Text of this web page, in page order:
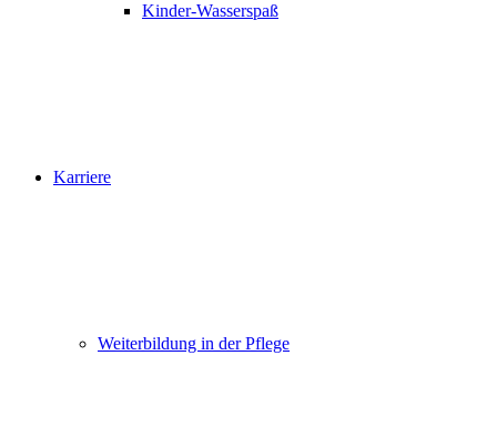
Kinder-Wasserspaß
Karriere
Weiterbildung in der Pflege